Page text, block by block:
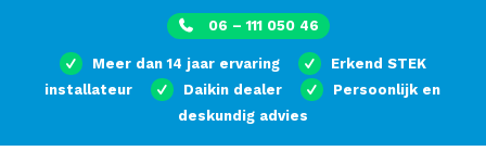
06 – 111 050 46
Meer dan 14 jaar ervaring
Erkend STEK
installateur
Daikin dealer
Persoonlijk en
deskundig advies